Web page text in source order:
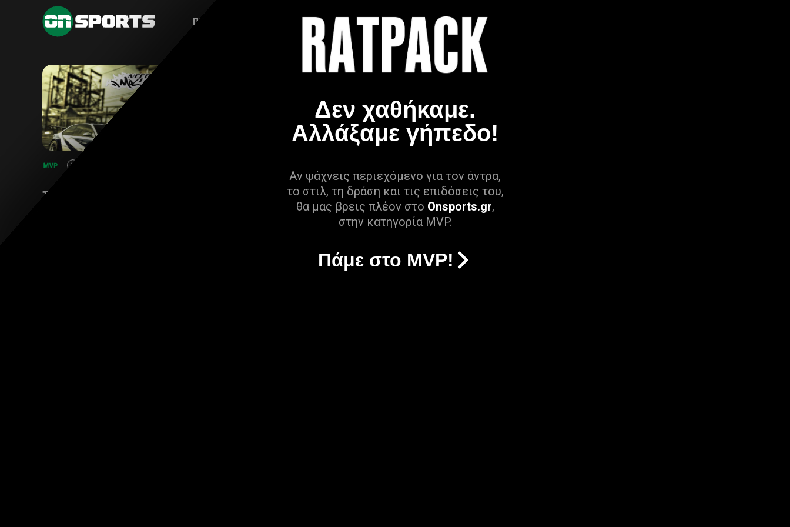
Δεν χαθήκαμε.
Αλλάξαμε γήπεδο!
Αν ψάχνεις περιεχόμενο για τον άντρα,
το στιλ, τη δράση και τις επιδόσεις του,
θα μας βρεις πλέον στο Onsports.gr,
στην κατηγορία MVP.
Πάμε στο MVP!